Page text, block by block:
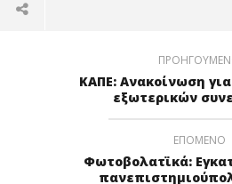
ΚΑΠΕ: Ανακοίνωση
εξωτερικών
ΕΠΌΜΕΝΟ
Φωτοβολατϊκά: